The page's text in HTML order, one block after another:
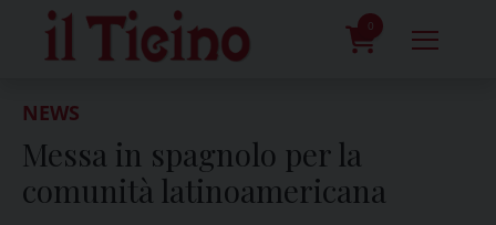
content
0
NEWS
Messa in spagnolo per la
comunità latinoamericana